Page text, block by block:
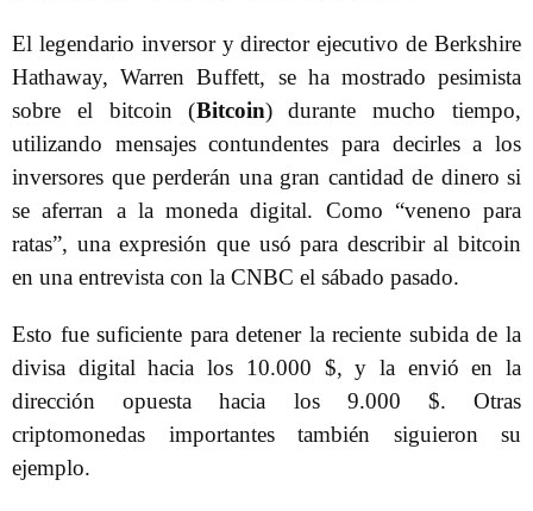
El legendario inversor y director ejecutivo de Berkshire
Hathaway, Warren Buffett, se ha mostrado pesimista
sobre el bitcoin (Bitcoin) durante mucho tiempo,
utilizando mensajes contundentes para decirles a los
inversores que perderán una gran cantidad de dinero si
se aferran a la moneda digital. Como “veneno para
ratas”, una expresión que usó para describir al bitcoin
en una entrevista con la CNBC el sábado pasado.
Esto fue suficiente para detener la reciente subida de la
divisa digital hacia los 10.000 $, y la envió en la
dirección opuesta hacia los 9.000 $. Otras
criptomonedas importantes también siguieron su
ejemplo.